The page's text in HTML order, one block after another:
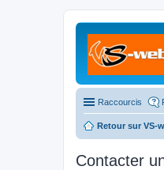
Raccourcis
Retour sur VS-
Contacter